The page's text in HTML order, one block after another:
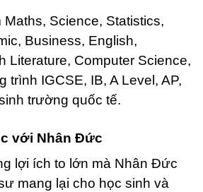
Science, Statistics,
Business, English,
Literature, Computer Science,
trình IGCSE, IB, A Level, AP,
trường quốc tế.
với Nhân Đức
lợi ích to lớn mà Nhân Đức
mang lại cho học sinh và